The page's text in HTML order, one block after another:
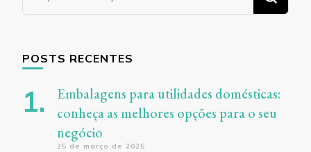
algo?
POSTS RECENTES
Embalagens para utilidades domésticas:
conheça as melhores opções para o seu
negócio
25 de março de 2025